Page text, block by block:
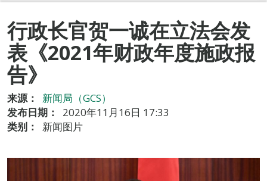
行政长官贺一诚在立法会发
表《2021年财政年度施政报
告》
来源：
新闻局（GCS）
发布日期：
2020年11月16日 17:33
类别：
新闻图片